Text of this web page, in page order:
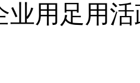
业用足用